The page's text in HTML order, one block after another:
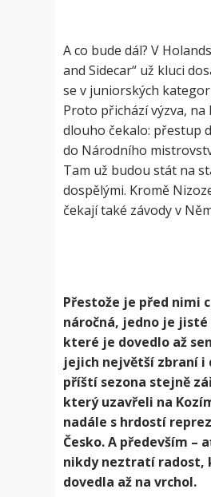
A co bude dál? V
and Sidecar“ už kluci
se v juniorských
Proto přichází výzva, na
dlouho čekalo: přestup
do Národního
Tam už budou stát na
dospělými. Kromě
čekají také závody v
Přestože je před nimi
náročná, jedno je jisté
které je dovedlo až
jejich největší zbraní i
příští sezona stejně
který uzavřeli na
nadále s hrdostí
Česko. A především –
nikdy neztratí radost,
dovedla až na vrchol.